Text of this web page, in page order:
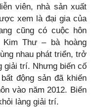
viên, nhà sản xuất
xem là đại gia của
cũng có cuộc hôn
Thư – bà hoàng
nhau phát triển, trở
giải trí. Nhưng biến cố
động sản đã khiến
vào năm 2012. Biến
làng giải trí.